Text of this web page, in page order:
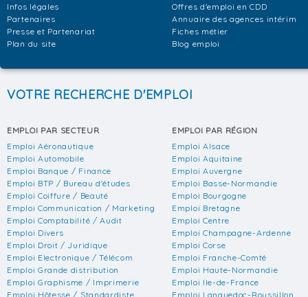
Infos légales
Partenaires
Presse et Partenariat
Plan du site
Offres d'emploi en CDD
Annuaire des agences intérim
Fiches métier
Blog emploi
VOTRE RECHERCHE D'EMPLOI
EMPLOI PAR SECTEUR
Emploi Aéronautique
Emploi Automobile
Emploi Banque / Finance
Emploi BTP / Bureau d'études
Emploi Coiffure / Beauté
Emploi Communication / Marketing
Emploi Comptabilité / Audit
Emploi Divers
Emploi Droit / Juridique
Emploi Electronique / Télécom
Emploi Grande distribution
Emploi Graphisme / Imprimerie
Emploi Hôtesse / Standardiste
EMPLOI PAR RÉGION
Emploi Alsace
Emploi Aquitaine
Emploi Auvergne
Emploi Basse-Normandie
Emploi Bourgogne
Emploi Bretagne
Emploi Centre
Emploi Champagne-Ardenne
Emploi Corse
Emploi Franche-Comté
Emploi Haute-Normandie
Emploi Ile-de-France
Emploi Languedoc-Roussillon